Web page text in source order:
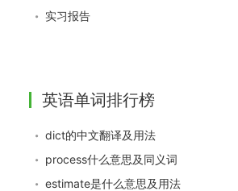
实习报告
英语单词排行榜
dict的中文翻译及用法
process什么意思及同义词
estimate是什么意思及用法